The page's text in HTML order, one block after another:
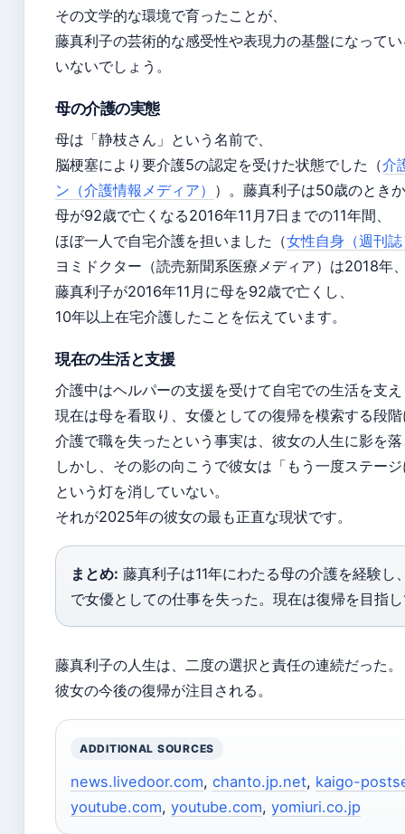
その文学的な環境で育ったことが、
藤真利子の芸術的な感受性や表現力の基盤になって
いないでしょう。
母の介護の実態
母は「静枝さん」という名前で、
脳梗塞により要介護5の認定を受けた状態でした（介
ン（介護情報メディア） ）。藤真利子は50歳のとき
母が92歳で亡くなる2016年11月7日までの11年間、
ほぼ一人で自宅介護を担いました（女性自身（週刊
ヨミドクター（読売新聞系医療メディア）は2018年
藤真利子が2016年11月に母を92歳で亡くし、
10年以上在宅介護したことを伝えています。
現在の生活と支援
介護中はヘルパーの支援を受けて自宅での生活を支
現在は母を看取り、女優としての復帰を模索する段
介護で職を失ったという事実は、彼女の人生に影を
しかし、その影の向こうで彼女は「もう一度ステー
という灯を消していない。
それが2025年の彼女の最も正直な現状です。
まとめ: 藤真利子は11年にわたる母の介護を経験し
で女優としての仕事を失った。現在は復帰を目指
藤真利子の人生は、二度の選択と責任の連続だった。
彼女の今後の復帰が注目される。
ADDITIONAL SOURCES
news.livedoor.com, chanto.jp.net, kaigo-
youtube.com, youtube.com, yomiuri.co.jp